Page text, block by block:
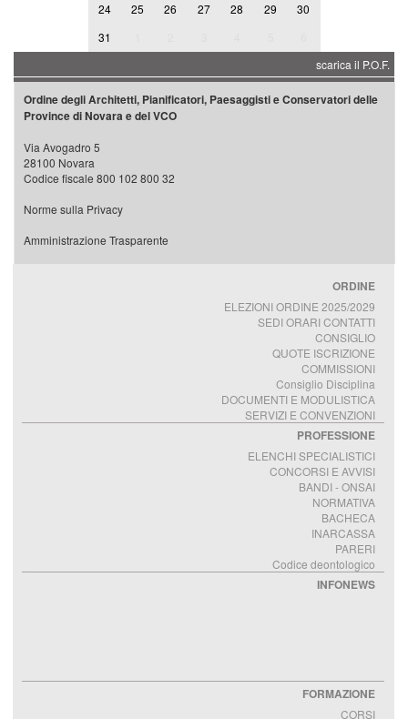
24
25 26 27 28 29
30
31
scarica il P.O.F.
Ordine degli Architetti, Pianificatori, Paesaggisti e Conservatori delle
Province di Novara e del VCO
Via Avogadro 5
28100 Novara
Codice fiscale 800 102 800 32
Norme sulla Privacy
Amministrazione Trasparente
ORDINE
ELEZIONI ORDINE 2025/2029
SEDI ORARI CONTATTI
CONSIGLIO
QUOTE ISCRIZIONE
COMMISSIONI
Consiglio Disciplina
DOCUMENTI E MODULISTICA
SERVIZI E CONVENZIONI
PROFESSIONE
ELENCHI SPECIALISTICI
CONCORSI E AVVISI
BANDI - ONSAI
NORMATIVA
BACHECA
INARCASSA
PARERI
Codice deontologico
INFONEWS
FORMAZIONE
CORSI